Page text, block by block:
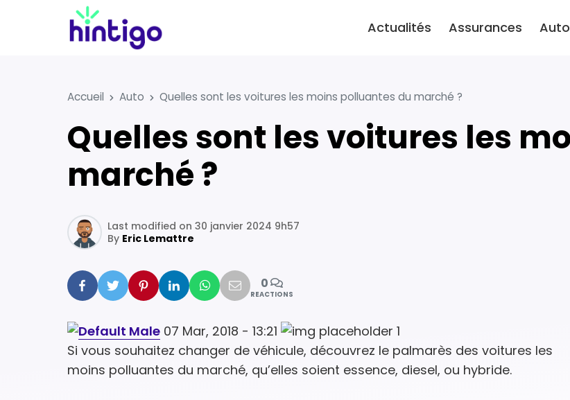
Actualités Assurances Auto
Accueil Auto Quelles sont les voitures les moins polluantes du marché ?
Quelles sont les voitures les moins polluantes du
marché ?
By Eric Lemattre
Last modified on 30 janvier 2024 9h57
Facebook
Twitter PinterestLinkedinWhatsapp
Mail0
REACTIONS
07 Mar, 2018 - 13:21
Si vous souhaitez changer de véhicule, découvrez le palmarès des voitures les
moins polluantes du marché, qu’elles soient essence, diesel, ou hybride.